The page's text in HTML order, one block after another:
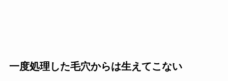
一度処理した毛穴からは生えてこない